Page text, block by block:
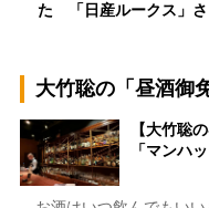
た 「日産ルークス」
大竹聡の「昼酒御
【大竹聡
「マンハ